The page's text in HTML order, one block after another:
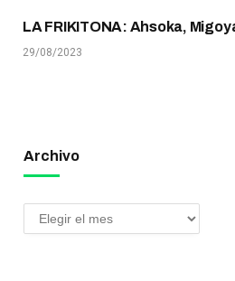
LA FRIKITONA: Ahsoka,
29/08/2023
Archivo